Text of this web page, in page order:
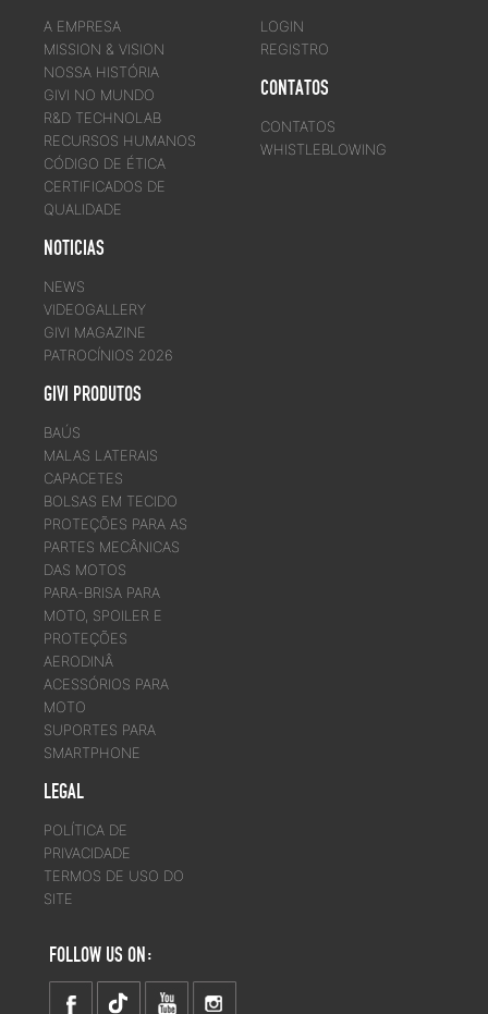
A EMPRESA
MISSION & VISION
NOSSA HISTÓRIA
GIVI NO MUNDO
R&D TECHNOLAB
RECURSOS HUMANOS
CÓDIGO DE ÉTICA
CERTIFICADOS DE
QUALIDADE
NOTICIAS
NEWS
VIDEOGALLERY
GIVI MAGAZINE
PATROCÍNIOS 2026
GIVI PRODUTOS
BAÚS
MALAS LATERAIS
CAPACETES
BOLSAS EM TECIDO
PROTEÇÕES PARA AS
PARTES MECÂNICAS
DAS MOTOS
PARA-BRISA PARA
MOTO, SPOILER E
PROTEÇÕES
AERODINÂ
ACESSÓRIOS PARA
MOTO
SUPORTES PARA
SMARTPHONE
LEGAL
POLÍTICA DE
PRIVACIDADE
TERMOS DE USO DO
SITE
LOGIN
REGISTRO
CONTATOS
CONTATOS
WHISTLEBLOWING
FOLLOW US ON: